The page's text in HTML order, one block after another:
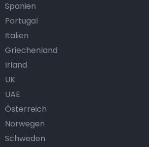
Spanien
Portugal
Italien
Griechenland
Irland
UK
UAE
Österreich
Norwegen
Schweden